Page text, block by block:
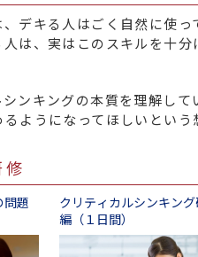
デキる人はごく自然に使
は、実はこのスキルを十
ンキングの本質を理解し
ようになってほしいという
問題
クリティカルシンキン
編（１日間）